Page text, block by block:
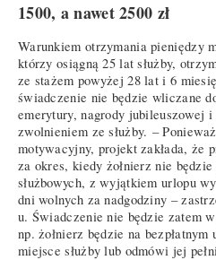
1500, a nawet 2500 zł
Warunkiem otrzymania pieniędzy
którzy osiągną 25 lat służby,
ze stażem powyżej 28 lat i 6
świadczenie nie będzie wliczane
emerytury, nagrody jubileuszowej
zwolnieniem ze służby. –
motywacyjny, projekt zakłada, że
za okres, kiedy żołnierz nie będzie
służbowych, z wyjątkiem urlopu
dni wolnych za nadgodziny –
u. Świadczenie nie będzie zatem
np. żołnierz będzie na
miejsce służby lub odmówi jej